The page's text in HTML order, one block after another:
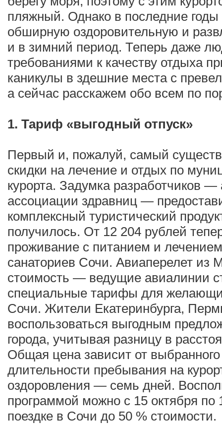
пляжный. Однако в последние
обширную оздоровительную и
и в зимний период. Теперь даже
требованиями к качеству отдыха
каникулы в здешние места с
а сейчас расскажем обо всем по
1. Тариф «выгодный отпуск»
Первый и, пожалуй, самый
скидки на лечение и отдых по
курорта. Задумка разработчиков
ассоциации здравниц —
комплексный туристический
получилось. От 12 204 рублей
проживание с питанием и
санаториев Сочи. Авиаперелет из
стоимость — ведущие авиалинии
специальные тарифы для
Сочи. Жители Екатеринбурга,
воспользоваться выгодным
города, учитывая разницу в
Общая цена зависит от
длительности пребывания на
оздоровления — семь дней.
программой можно с 15 октября по
поездке в Сочи до 50 % стоимости.